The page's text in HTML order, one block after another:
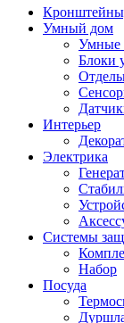
Умный дом
Умные
Блоки
Интерьер
Электрика
Системы
Набор
Посуда